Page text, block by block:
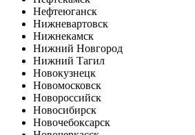
Нефтеюганск
Нижневартовск
Нижнекамск
Нижний Новгород
Нижний Тагил
Новокузнецк
Новомосковск
Новороссийск
Новосибирск
Новочебоксарск